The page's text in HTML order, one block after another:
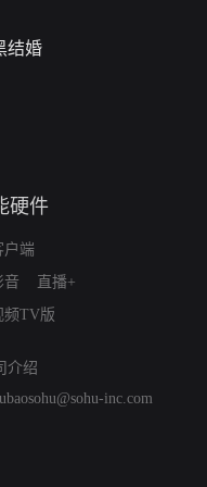
结婚
硬件
户端
音
直播+
频TV版
介绍
inc.com